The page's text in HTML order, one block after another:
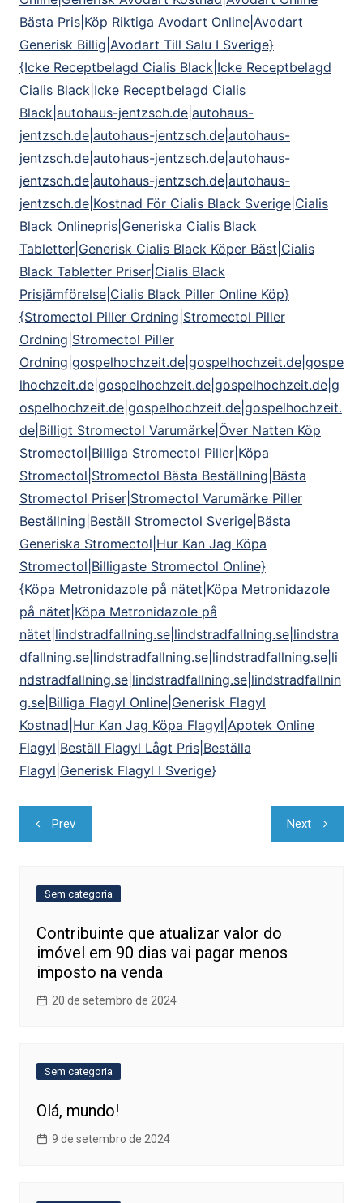
Bästa Pris|Köp Riktiga Avodart Online|Avodart
Generisk Billig|Avodart Till Salu I Sverige}
{Icke Receptbelagd Cialis Black|Icke Receptbelagd
Cialis Black|Icke Receptbelagd Cialis
Black|autohaus-jentzsch.de|autohaus-
jentzsch.de|autohaus-jentzsch.de|autohaus-
jentzsch.de|autohaus-jentzsch.de|autohaus-
jentzsch.de|autohaus-jentzsch.de|autohaus-
jentzsch.de|Kostnad För Cialis Black Sverige|Cialis
Black Onlinepris|Generiska Cialis Black
Tabletter|Generisk Cialis Black Köper Bäst|Cialis
Black Tabletter Priser|Cialis Black
Prisjämförelse|Cialis Black Piller Online Köp}
{Stromectol Piller Ordning|Stromectol Piller
Ordning|Stromectol Piller
Ordning|gospelhochzeit.de|gospelhochzeit.de|gospe
lhochzeit.de|gospelhochzeit.de|gospelhochzeit.de|g
ospelhochzeit.de|gospelhochzeit.de|gospelhochzeit.
de|Billigt Stromectol Varumärke|Över Natten Köp
Stromectol|Billiga Stromectol Piller|Köpa
Stromectol|Stromectol Bästa Beställning|Bästa
Stromectol Priser|Stromectol Varumärke Piller
Beställning|Beställ Stromectol Sverige|Bästa
Generiska Stromectol|Hur Kan Jag Köpa
Stromectol|Billigaste Stromectol Online}
{Köpa Metronidazole på nätet|Köpa Metronidazole
på nätet|Köpa Metronidazole på
nätet|lindstradfallning.se|lindstradfallning.se|lindstra
dfallning.se|lindstradfallning.se|lindstradfallning.se|li
ndstradfallning.se|lindstradfallning.se|lindstradfallnin
g.se|Billiga Flagyl Online|Generisk Flagyl
Kostnad|Hur Kan Jag Köpa Flagyl|Apotek Online
Flagyl|Beställ Flagyl Lågt Pris|Beställa
Flagyl|Generisk Flagyl I Sverige}
Navegação
de
Prev Next
Sem categoria
Contribuinte que atualizar valor do
imóvel em 90 dias vai pagar menos
imposto na venda
20 de setembro de 2024
Sem categoria
Olá, mundo!
9 de setembro de 2024